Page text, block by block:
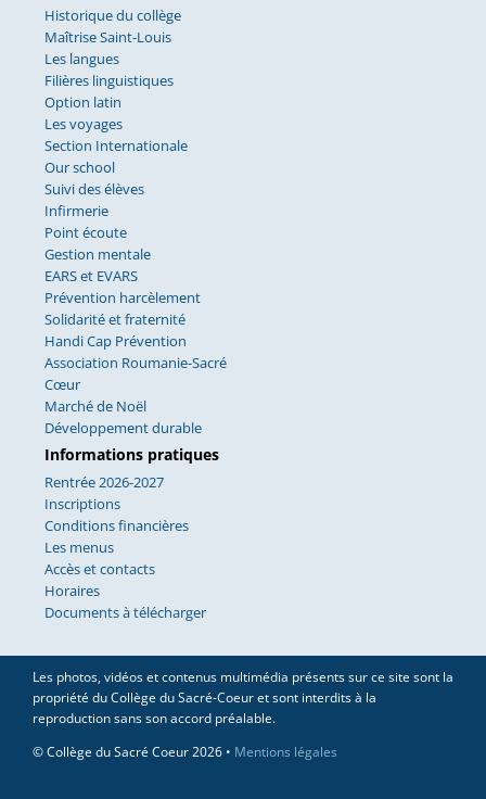
Historique du collège
Maîtrise Saint-Louis
Les langues
Filières linguistiques
Option latin
Les voyages
Section Internationale
Our school
Suivi des élèves
Infirmerie
Point écoute
Gestion mentale
EARS et EVARS
Prévention harcèlement
Solidarité et fraternité
Handi Cap Prévention
Association Roumanie-Sacré
Cœur
Marché de Noël
Développement durable
Informations pratiques
Rentrée 2026-2027
Inscriptions
Conditions financières
Les menus
Accès et contacts
Horaires
Documents à télécharger
Les photos, vidéos et contenus multimédia présents sur ce site sont la
propriété du Collège du Sacré-Coeur et sont interdits à la
reproduction sans son accord préalable.
© Collège du Sacré Coeur 2026 • Mentions légales